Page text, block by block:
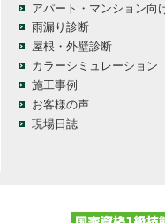
アパート・マンション向
雨漏り診断
屋根・外壁診断
カラーシミュレーション
施工事例
お客様の声
現場日誌